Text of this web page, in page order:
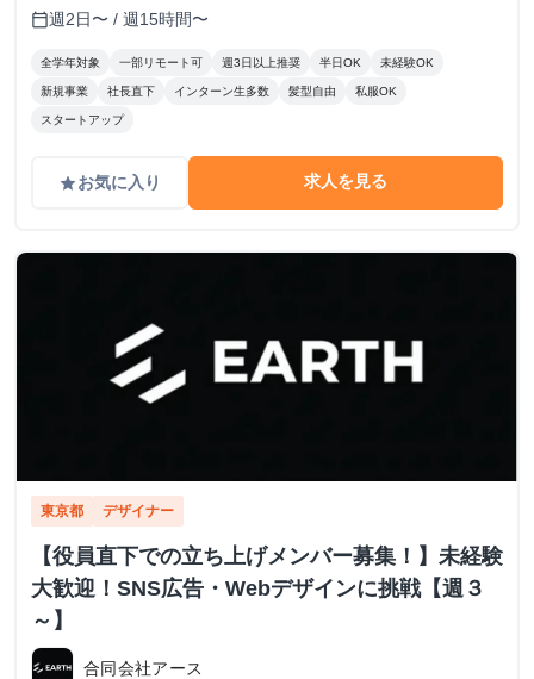
calendar_today週2日〜 / 週15時間〜
全学年対象 一部リモート可 週3日以上推奨 半日OK 未経験OK
新規事業 社長直下 インターン生多数 髪型自由 私服OK
スタートアップ
gradeお気に入り 求人を見る
東京都 デザイナー
【役員直下での立ち上げメンバー募集！】未経験
大歓迎！SNS広告・Webデザインに挑戦【週３
～】
合同会社アース